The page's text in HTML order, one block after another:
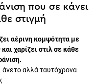
που σε κάνει
στιγμή
αέρινη κομψότητα με
χαρίζει στιλ σε κάθε
αλλά ταυτόχρονα